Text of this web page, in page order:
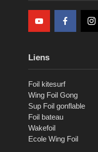
Liens
Foil kitesurf
Wing Foil Gong
Sup Foil gonflable
Foil bateau
Wakefoil
Ecole Wing Foil